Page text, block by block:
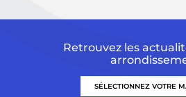
Retrouvez les